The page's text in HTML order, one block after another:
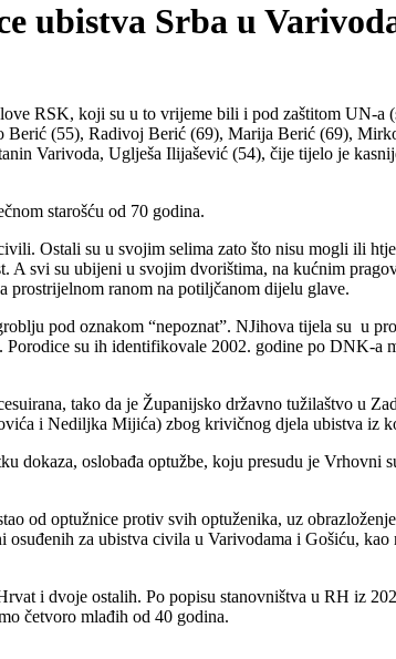
ubistva Srba u
RSK, koji su u to vrijeme bili i pod zaštitom UN-a
Berić (55), Radivoj Berić (69), Marija Berić (69),
Varivoda, Uglješa Ilijašević (54), čije tijelo je
starošću od 70 godina.
Ostali su u svojim selima zato što nisu mogli ili
svi su ubijeni u svojim dvorištima, na kućnim
prostrijelnom ranom na potiljčanom dijelu glave.
pod oznakom “nepoznat”. NJihova tijela su u
su ih identifikovale 2002. godine po DNK-a
tako da je Županijsko državno tužilaštvo u
i Nediljka Mijića) zbog krivičnog djela ubistva iz
dokaza, oslobađa optužbe, koju presudu je Vrhovni
od optužnice protiv svih optuženika, uz
za ubistva civila u Varivodama i Gošiću,
i dvoje ostalih. Po popisu stanovništva u RH iz
četvoro mlađih od 40 godina.